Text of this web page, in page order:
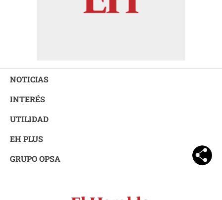
NOTICIAS
INTERÉS
UTILIDAD
EH PLUS
GRUPO OPSA